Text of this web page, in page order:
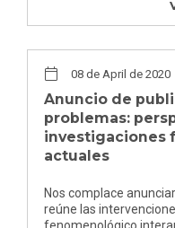
08 de April de 2020
Anuncio de
problemas:
investigaciones
actuales
Nos complace
reúne las